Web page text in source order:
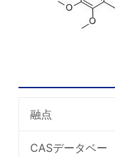
融点
CASデータベー